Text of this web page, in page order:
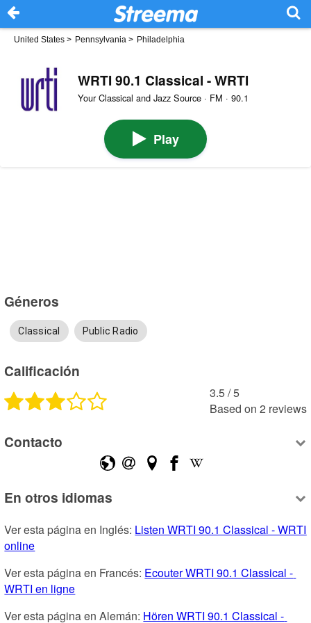
United States > Pennsylvania > Philadelphia
WRTI 90.1 Classical - WRTI
Your Classical and Jazz Source · FM · 90.1
Play
Géneros
Classical Public Radio
Calificación
3.5 /5
Based on 2 reviews
Contacto
En otros idiomas
Ver esta página en Inglés: Listen WRTI 90.1 Classical - WRTI
online
Ver esta página en Francés: Ecouter WRTI 90.1 Classical -
WRTI en ligne
Ver esta página en Alemán: Hören WRTI 90.1 Classical -